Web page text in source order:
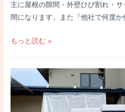
主に屋根の隙間・外壁ひび割れ・
間になります。また『他社で何度
雨
原
因
もっと読む »